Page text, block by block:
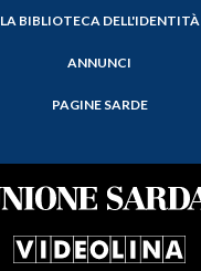
LA BIBLIOTECA DELL'IDENTITÀ
ANNUNCI
PAGINE SARDE